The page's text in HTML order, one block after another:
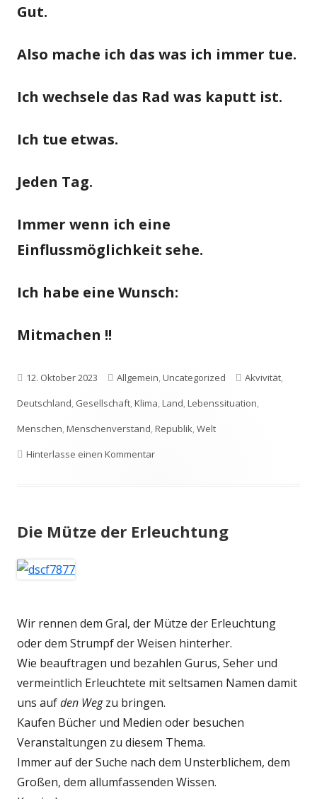
Gut.
Also mache ich das was ich immer tue.
Ich wechsele das Rad was kaputt ist.
Ich tue etwas.
Jeden Tag.
Immer wenn ich eine
Einflussmöglichkeit sehe.
Ich habe eine Wunsch:
Mitmachen !!
Veröffentlicht
am
12. Oktober 2023 Kategorien
Allgemein,Uncategorized Schlagwörter
Akvivität,
Deutschland, Gesellschaft,Klima,Land,Lebenssituation,
Menschen,Menschenverstand,Republik,Welt
Hinterlasse einen Kommentarzu Was ist bloß los hier?
Die Mütze der Erleuchtung
Wir rennen dem Gral, der Mütze der Erleuchtung
oder dem Strumpf der Weisen hinterher.
Wie beauftragen und bezahlen Gurus, Seher und
vermeintlich Erleuchtete mit seltsamen Namen damit
uns aufden Wegzu bringen.
Kaufen Bücher und Medien oder besuchen
Veranstaltungen zu diesem Thema.
Immer auf der Suche nach dem Unsterblichem, dem
Großen, dem allumfassenden Wissen.